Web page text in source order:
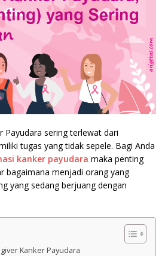
Payudara sering terlewat dari
tugas yang tidak sepele. Bagi Anda
kanker payudara maka penting
bagaimana menjadi orang yang
yang sedang berjuang dengan
Kanker Payudara